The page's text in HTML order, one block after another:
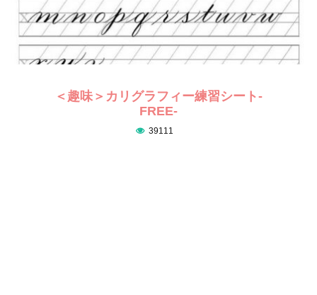
＜趣味＞カリグラフィー練習シート-
FREE-
39111